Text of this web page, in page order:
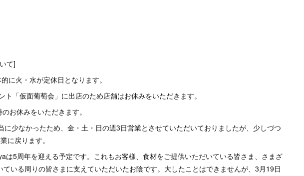
て]
に火・水が定休日となります。
ト「仮面葡萄会」に出店のため店舗はお休みをいただきます。
お休みをいただきます。
に少なかったため、金・土・日の週3日営業とさせていただいておりましたが、少しづつ
に戻ります。
は5周年を迎える予定です。これもお客様、食材をご提供いただいている皆さま、さまざ
ている周りの皆さまに支えていただいたお陰です。大したことはできませんが、3月19日